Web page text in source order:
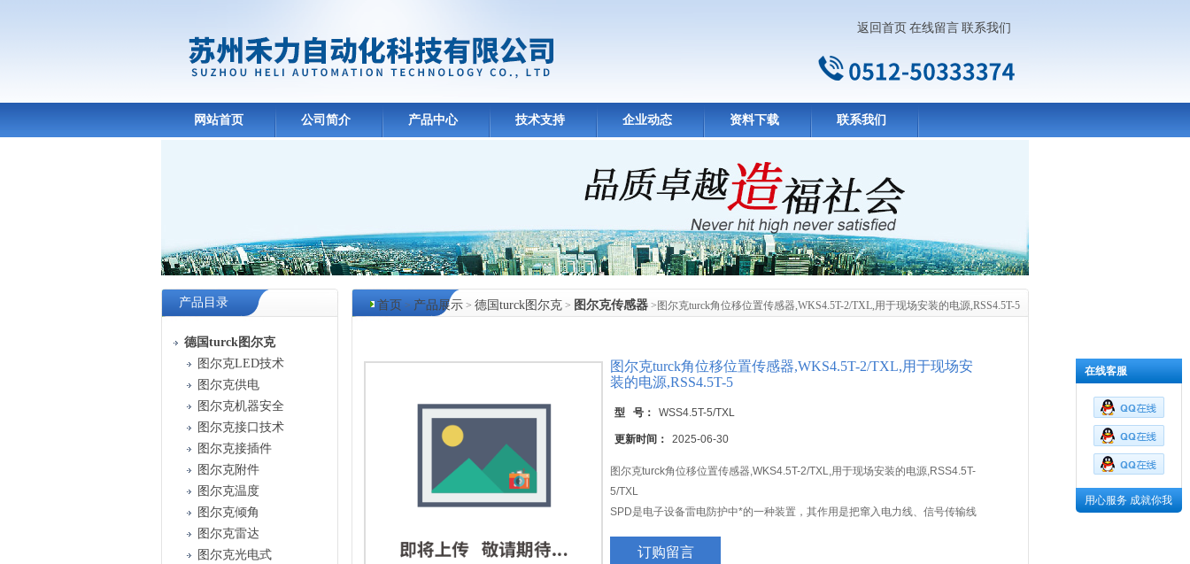
返回首页 在线留言 联系我们
网站首页 公司简介 产品中心 技术支持 企业动态 资料下载 联系我们
产品目录
德国turck图尔克
图尔克LED技术
图尔克供电
图尔克机器安全
图尔克接口技术
图尔克接插件
图尔克附件
图尔克温度
图尔克倾角
图尔克雷达
图尔克光电式
首页 > 产品展示 > 德国turck图尔克 > 图尔克传感器 >图尔克turck角位移位置传感器,WKS4.5T-2/TXL,用于现场安装的电源,RSS4.5T-5
图尔克turck角位移位置传感器,WKS4.5T-2/TXL,用于现场安
装的电源,RSS4.5T-5
型 号： WSS4.5T-5/TXL
更新时间： 2025-06-30
图尔克turck角位移位置传感器,WKS4.5T-2/TXL,用于现场安装的电源,RSS4.5T-
5/TXL
SPD是电子设备雷电防护中*的一种装置，其作用是把窜入电力线、信号传输线
地，保护被保护的设备或系统不受冲击。
订购留言
在线客服
用心服务 成就你我